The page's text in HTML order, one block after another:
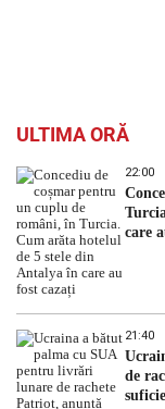
ULTIMA ORĂ
22:00
care
21:40
de